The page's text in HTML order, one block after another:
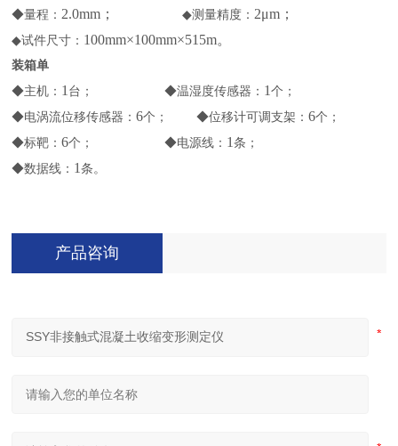
◆量程：2.0mm；◆测量精度：2μm；
◆试件尺寸： 100mm×100mm×515m。
装箱单
◆主机： 1 台； ◆温湿度传感器 ： 1个；
◆电涡流位移传感器：6个； ◆位移计可调支架：6个；
◆标靶：6个； ◆电源线： 1条；
◆数据线： 1条。
产品咨询